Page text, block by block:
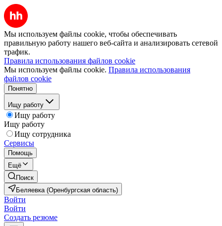
Мы используем файлы cookie, чтобы обеспечивать
правильную работу нашего веб-сайта и анализировать сетевой
трафик.
Правила использования файлов cookie
Мы используем файлы cookie. Правила использования
файлов cookie
Понятно
Ищу работу
Ищу работу
Ищу работу
Ищу сотрудника
Сервисы
Помощь
Ещё
Поиск
Беляевка (Оренбургская область)
Войти
Войти
Создать резюме